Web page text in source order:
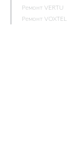
Ремонт VERTU
Ремонт VOXTEL